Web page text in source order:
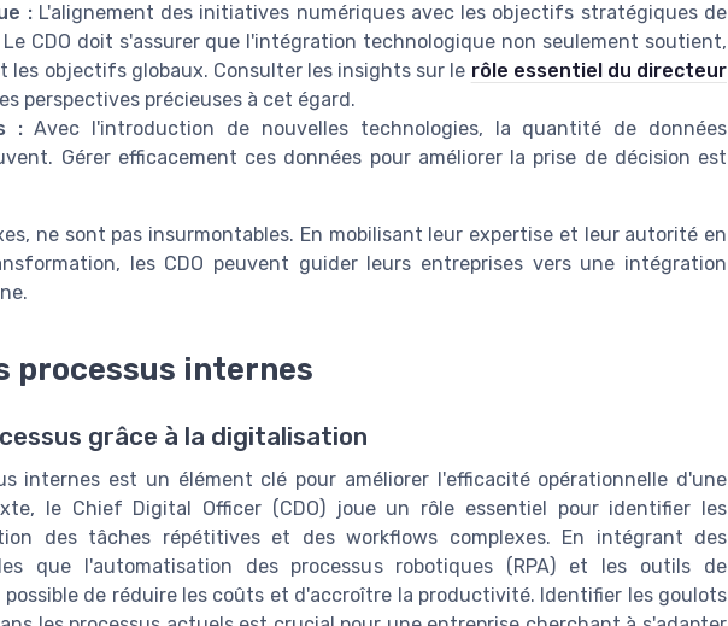
:L'alignement des initiatives numériques avec les objectifs stratégiques de
CDO doit s'assurer que l'intégration technologique non seulement soutient,
les objectifs globaux. Consulter les insights sur le rôle essentiel du directeur
perspectives précieuses à cet égard.
:Avec l'introduction de nouvelles technologies, la quantité de données
Gérer efficacement ces données pour améliorer la prise de décision est
ne sont pas insurmontables. En mobilisant leur expertise et leur autorité en
les CDO peuvent guider leurs entreprises vers une intégration
processus internes
grâce à la digitalisation
internes est un élément clé pour améliorer l'efficacité opérationnelle d'une
le Chief Digital Officer (CDO) joue un rôle essentiel pour identifier les
des tâches répétitives et des workflows complexes. En intégrant des
que l'automatisation des processus robotiques (RPA) et les outils de
de réduire les coûts et d'accroître la productivité. Identifier les goulots